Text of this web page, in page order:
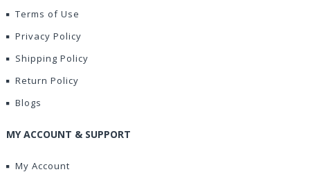
Terms of Use
Privacy Policy
Shipping Policy
Return Policy
Blogs
MY ACCOUNT & SUPPORT
My Account